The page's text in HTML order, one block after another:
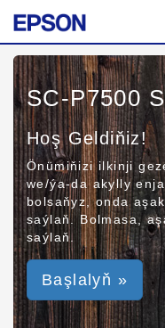
SC-P7500
Hoş Geldiňiz!
Önümiňizi ilkinji
we/ýa-da akylly
bolsaňyz, onda
saýlaň. Bolmasa,
saýlaň.
Başlalyň »